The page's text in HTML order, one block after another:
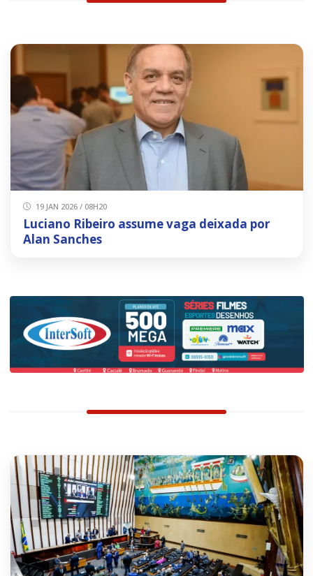
19 JAN 2026 / 08H20
Luciano Ribeiro assume vaga deixada por
Alan Sanches